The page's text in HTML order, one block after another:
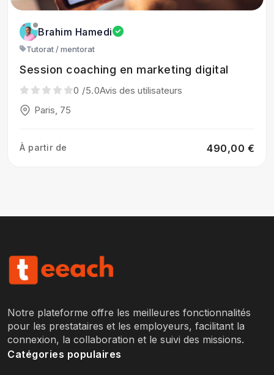
Brahim Hamedi
Tutorat / mentorat
Session coaching en marketing digital
0 /5.0Avis des utilisateurs
Paris, 75
À partir de 490,00 €
Notre plateforme offre les meilleures fonctionnalités
pour les prestataires et les employeurs, facilitant la
connexion, la collaboration et le suivi des missions.
Catégories populaires